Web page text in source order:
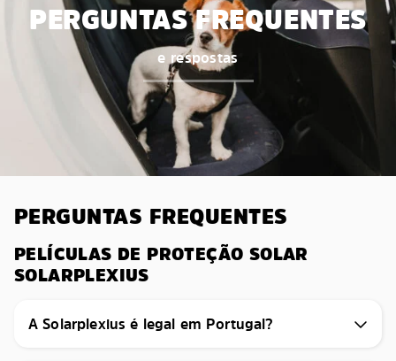
PERGUNTAS FREQUENTES
e respostas
PERGUNTAS FREQUENTES
PELÍCULAS DE PROTEÇÃO SOLAR
SOLARPLEXIUS
A Solarplexius é legal em Portugal?